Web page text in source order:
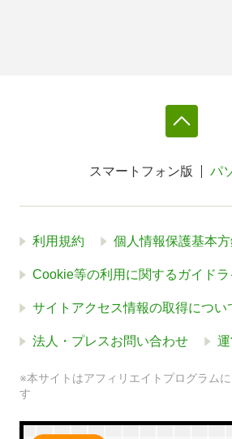
スマートフォン版 パ
利用規約 個人情報保護基本
Cookie等の利用に関するガイドラ
サイトアクセス情報の取得につい
法人・プレスお問い合わせ
※本サイトはアフィリエイトプログラム
す